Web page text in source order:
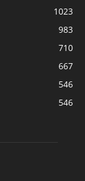
1023
983
710
667
546
546